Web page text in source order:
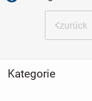
zurück
Kategorie